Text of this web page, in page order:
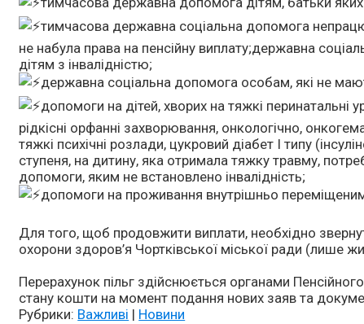
тимчасова державна соціальна допомога
не набула права на пенсійну виплату;державна
дітям з інвалідністю;
державна соціальна допомога особам, які не
допомоги на дітей, хворих на тяжкі
рідкісні орфанні захворювання, онкологічно,
тяжкі психічні розлади, цукровий діабет І типу
ступеня, на дитину, яка отримала тяжку травму,
допомоги, яким не встановлено інвалідність;
допомоги на проживання внутрішньо
Для того, щоб продовжити виплати, необхідно
охорони здоров’я Чортківської міської ради (лише
Перерахунок пільг здійснюється органами
стану кошти на момент подання нових заяв та
Рубрики: Важливі | Новини